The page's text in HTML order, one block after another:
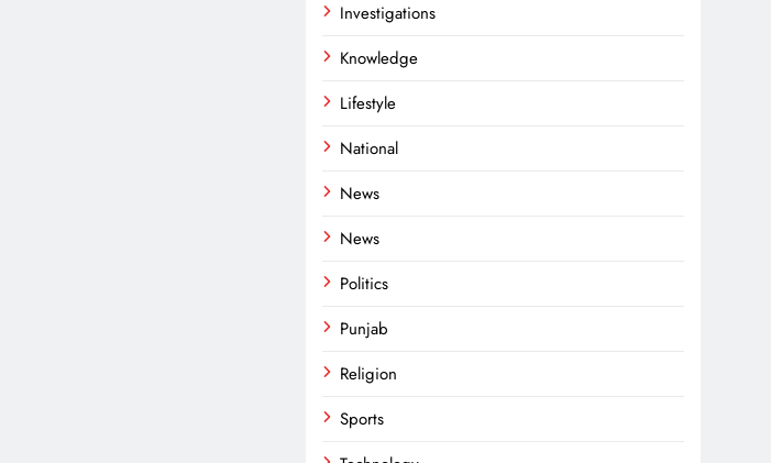
Investigations
Knowledge
Lifestyle
National
News
News
Politics
Punjab
Religion
Sports